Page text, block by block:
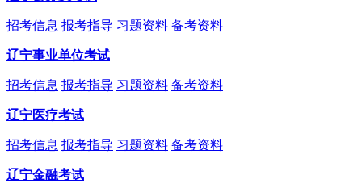
招考信息 报考指导 习题资料 备考资料
辽宁事业单位考试
招考信息 报考指导 习题资料 备考资料
辽宁医疗考试
招考信息 报考指导 习题资料 备考资料
辽宁金融考试